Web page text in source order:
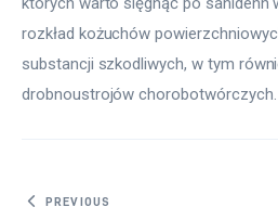
rozkład kożuchów
substancji szkodliwych, w tym
drobnoustrojów chorobotwórczych.
Nawigacja wpisu
PREVIOUS